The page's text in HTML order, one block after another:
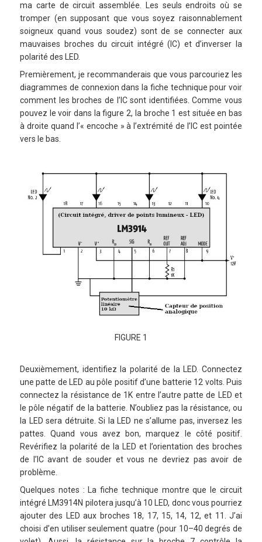
ma carte de circuit assemblée. Les seuls endroits où se
tromper (en supposant que vous soyez raisonnablement
soigneux quand vous soudez) sont de se connecter aux
mauvaises broches du circuit intégré (IC) et d’inverser la
polarité des LED.
Premièrement, je recommanderais que vous parcouriez les
diagrammes de connexion dans la fiche technique pour voir
comment les broches de l’IC sont identifiées. Comme vous
pouvez le voir dans la figure 2, la broche 1 est située en bas
à droite quand l’« encoche » à l’extrémité de l’IC est pointée
vers le bas.
FIGURE 1
Deuxièmement, identifiez la polarité de la LED. Connectez
une patte de LED au pôle positif d’une batterie 12 volts. Puis
connectez la résistance de 1K entre l’autre patte de LED et
le pôle négatif de la batterie. N’oubliez pas la résistance, ou
la LED sera détruite. Si la LED ne s’allume pas, inversez les
pattes. Quand vous avez bon, marquez le côté positif.
Revérifiez la polarité de la LED et l’orientation des broches
de l’IC avant de souder et vous ne devriez pas avoir de
problème.
Quelques notes : La fiche technique montre que le circuit
intégré LM3914N pilotera jusqu’à 10 LED, donc vous pourriez
ajouter des LED aux broches 18, 17, 15, 14, 12, et 11. J’ai
choisi d’en utiliser seulement quatre (pour 10–40 degrés de